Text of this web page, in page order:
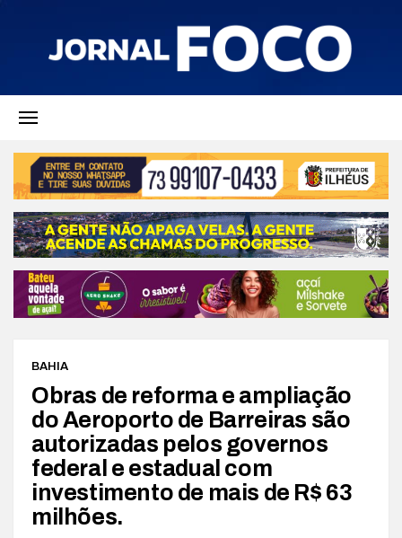
BAHIA
Obras de reforma e ampliação
do Aeroporto de Barreiras são
autorizadas pelos governos
federal e estadual com
investimento de mais de R$ 63
milhões.